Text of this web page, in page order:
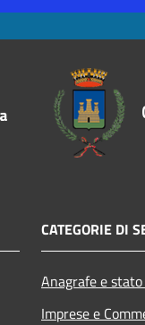
CATEGORIE DI
Anagrafe e
Imprese e